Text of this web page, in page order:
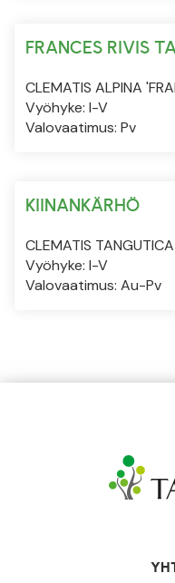
FRANCES RIVIS
CLEMATIS ALPINA
Vyöhyke: I-V
Valovaatimus: Pv
KIINANKÄRHÖ
CLEMATIS TANGUTICA
Vyöhyke: I-V
Valovaatimus: Au-Pv